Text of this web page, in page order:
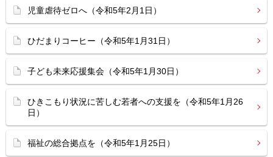
児童虐待ゼロへ（令和5年2月1日）
ひだまりコーヒー（令和5年1月31日）
子ども未来応援集会（令和5年1月30日）
ひきこもり状況に苦しむ若者への支援を（令和5年1月26
日）
福祉の総合拠点を（令和5年1月25日）